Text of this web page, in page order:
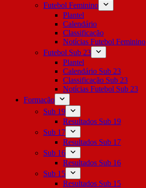
Futebol Feminino
Plantel
Calendário
Classificação
Notícias Futebol Feminino
Futebol Sub 23
Plantel
Calendário Sub 23
Classificação Sub 23
Notícias Futebol Sub 23
Formação
Sub 19
Resultados Sub 19
Sub 17
Resultados Sub 17
Sub 16
Resultados Sub 16
Sub 15
Resultados Sub 15